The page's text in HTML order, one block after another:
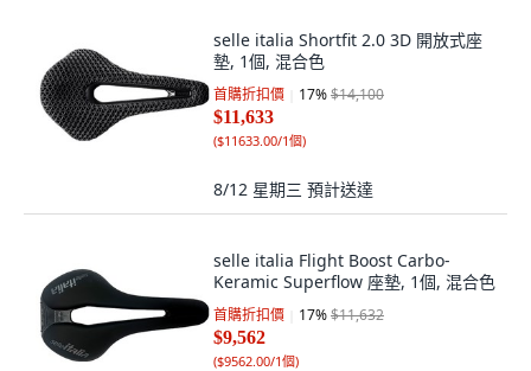
selle italia Shortfit 2.0 3D 開放式座
墊, 1個, 混合色
首購折扣價 17%$14,100
$11,633
($11633.00/1個)
8/12 星期三 預計送達
selle italia Flight Boost Carbo-
Keramic Superflow 座墊, 1個, 混合色
首購折扣價 17%$11,632
$9,562
($9562.00/1個)